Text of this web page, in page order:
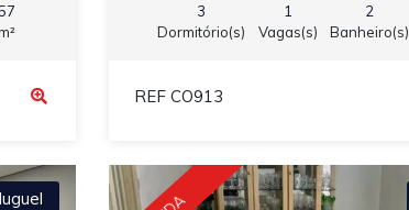
3
Dormitório(s)
1
Vagas(s)
2
Banheiro(s)
REF CO913